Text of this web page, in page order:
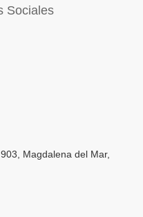
Sociales
Magdalena del Mar,